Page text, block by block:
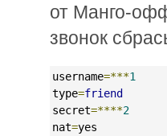
от Манго-
звонок
username=***1
type=friend
secret=****2
nat=yes